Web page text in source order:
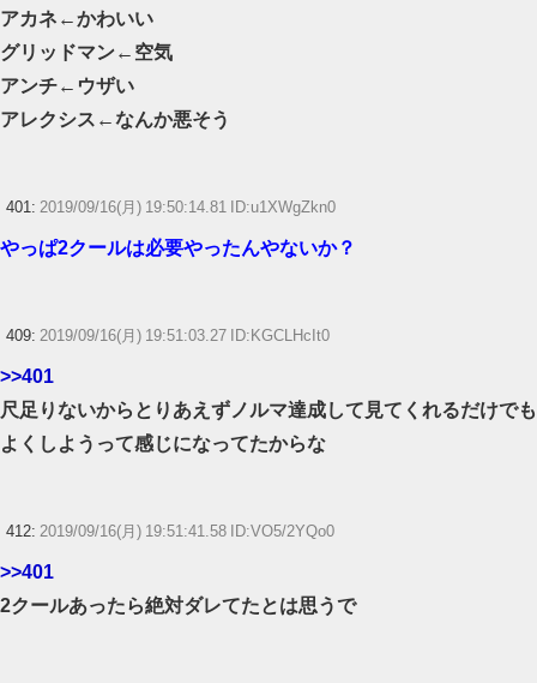
アカネ←かわいい
グリッドマン←空気
アンチ←ウザい
アレクシス←なんか悪そう
401: 2019/09/16(月) 19:50:14.81 ID:u1XWgZkn0
やっぱ2クールは必要やったんやないか？
409: 2019/09/16(月) 19:51:03.27 ID:KGCLHcIt0
>>401
尺足りないからとりあえずノルマ達成して見てくれるだけでも
よくしようって感じになってたからな
412: 2019/09/16(月) 19:51:41.58 ID:VO5/2YQo0
>>401
2クールあったら絶対ダレてたとは思うで